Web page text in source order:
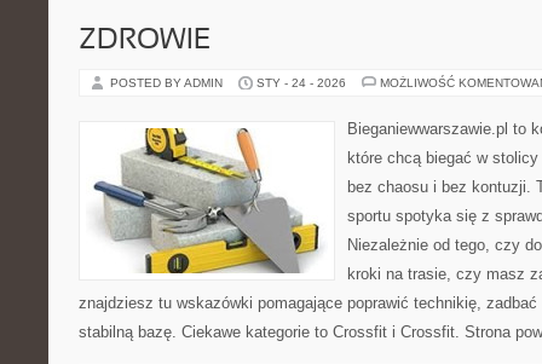
ZDROWIE
POSTED BY ADMIN STY - 24 - 2026 MOŻLIWOŚĆ
Bieganiewwarszawie.pl to
które chcą biegać w
bez chaosu i bez kontuzji.
sportu spotyka się z
Niezależnie od tego, czy
kroki na trasie, czy masz
znajdziesz tu wskazówki pomagające poprawić technikię,
stabilną bazę. Ciekawe kategorie to Crossfit i Crossfit. Strona